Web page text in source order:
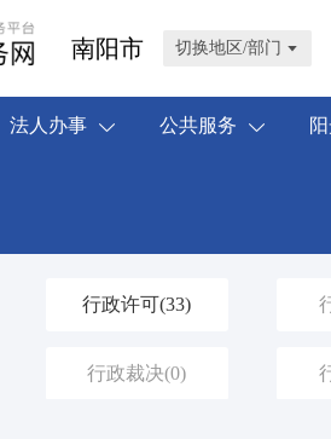
南阳市 切换地区/部门
法人办事 公共服务
行政许可(33)
行政裁决(0)